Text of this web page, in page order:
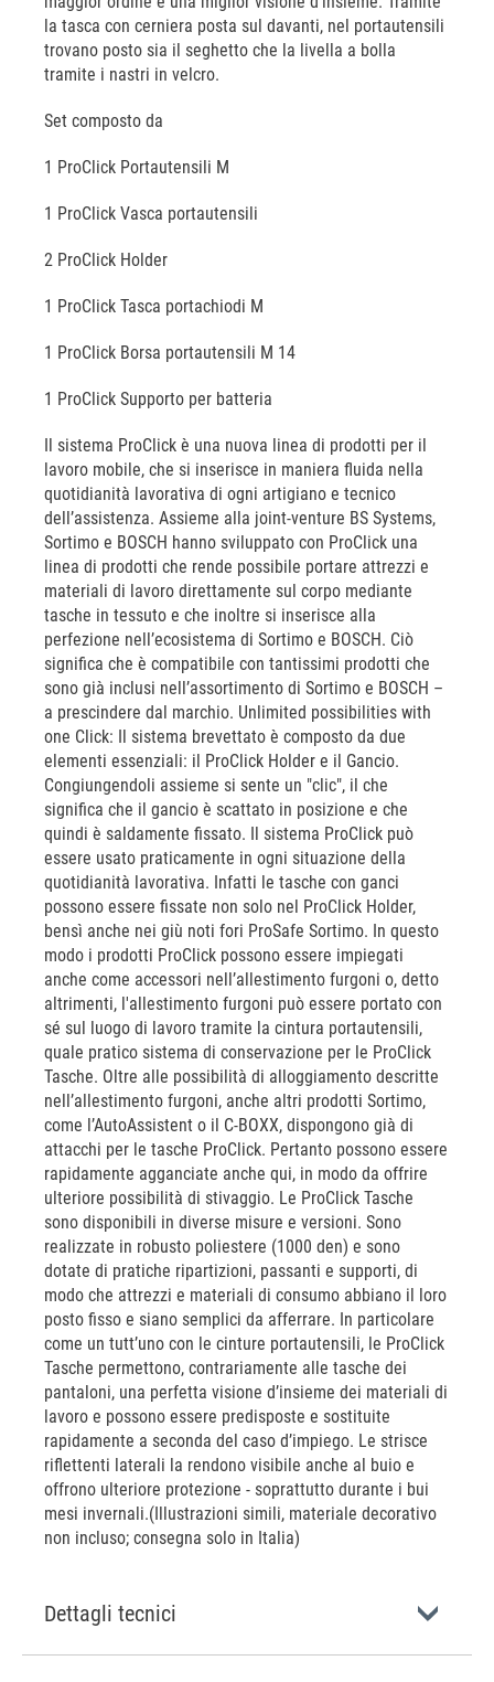
la tasca con cerniera posta sul davanti, nel portautensili
trovano posto sia il seghetto che la livella a bolla
tramite i nastri in velcro.
Set composto da
1 ProClick Portautensili M
1 ProClick Vasca portautensili
2 ProClick Holder
1 ProClick Tasca portachiodi M
1 ProClick Borsa portautensili M 14
1 ProClick Supporto per batteria
Il sistema ProClick è una nuova linea di prodotti per il
lavoro mobile, che si inserisce in maniera fluida nella
quotidianità lavorativa di ogni artigiano e tecnico
dell’assistenza. Assieme alla joint-venture BS Systems,
Sortimo e BOSCH hanno sviluppato con ProClick una
linea di prodotti che rende possibile portare attrezzi e
materiali di lavoro direttamente sul corpo mediante
tasche in tessuto e che inoltre si inserisce alla
perfezione nell’ecosistema di Sortimo e BOSCH. Ciò
significa che è compatibile con tantissimi prodotti che
sono già inclusi nell’assortimento di Sortimo e BOSCH –
a prescindere dal marchio. Unlimited possibilities with
one Click: Il sistema brevettato è composto da due
elementi essenziali: il ProClick Holder e il Gancio.
Congiungendoli assieme si sente un "clic", il che
significa che il gancio è scattato in posizione e che
quindi è saldamente fissato. Il sistema ProClick può
essere usato praticamente in ogni situazione della
quotidianità lavorativa. Infatti le tasche con ganci
possono essere fissate non solo nel ProClick Holder,
bensì anche nei giù noti fori ProSafe Sortimo. In questo
modo i prodotti ProClick possono essere impiegati
anche come accessori nell’allestimento furgoni o, detto
altrimenti, l'allestimento furgoni può essere portato con
sé sul luogo di lavoro tramite la cintura portautensili,
quale pratico sistema di conservazione per le ProClick
Tasche. Oltre alle possibilità di alloggiamento descritte
nell’allestimento furgoni, anche altri prodotti Sortimo,
come l’AutoAssistent o il C-BOXX, dispongono già di
attacchi per le tasche ProClick. Pertanto possono essere
rapidamente agganciate anche qui, in modo da offrire
ulteriore possibilità di stivaggio. Le ProClick Tasche
sono disponibili in diverse misure e versioni. Sono
realizzate in robusto poliestere (1000 den) e sono
dotate di pratiche ripartizioni, passanti e supporti, di
modo che attrezzi e materiali di consumo abbiano il loro
posto fisso e siano semplici da afferrare. In particolare
come un tutt’uno con le cinture portautensili, le ProClick
Tasche permettono, contrariamente alle tasche dei
pantaloni, una perfetta visione d’insieme dei materiali di
lavoro e possono essere predisposte e sostituite
rapidamente a seconda del caso d’impiego. Le strisce
riflettenti laterali la rendono visibile anche al buio e
offrono ulteriore protezione - soprattutto durante i bui
mesi invernali.(Illustrazioni simili, materiale decorativo
non incluso; consegna solo in Italia)
Dettagli tecnici